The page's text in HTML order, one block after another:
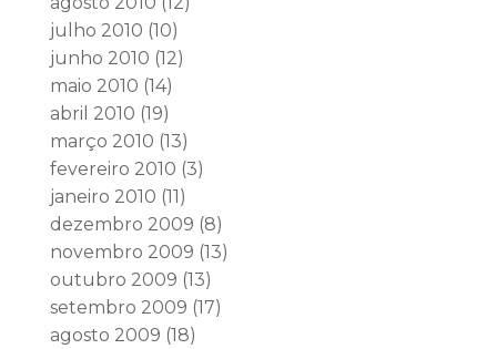
julho 2010 (10)
junho 2010 (12)
maio 2010 (14)
abril 2010 (19)
março 2010 (13)
fevereiro 2010 (3)
janeiro 2010 (11)
dezembro 2009 (8)
novembro 2009 (13)
outubro 2009 (13)
setembro 2009 (17)
agosto 2009 (18)